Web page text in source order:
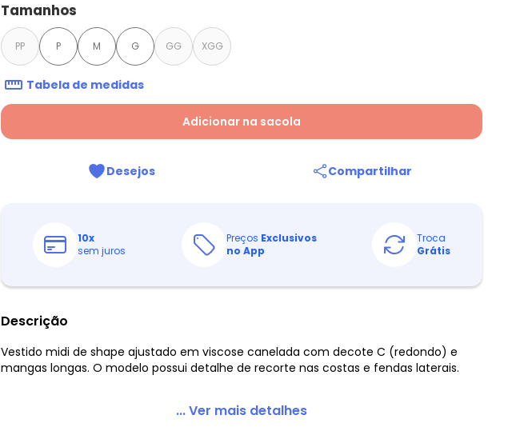
Tamanhos
PP P M G GG XGG
Tabela de medidas
Adicionar na sacola
Desejos Compartilhar
10x
sem juros
Preços Exclusivos
no App
Troca
Grátis
Descrição
Vestido midi de shape ajustado em viscose canelada com decote C (redondo) e
mangas longas. O modelo possui detalhe de recorte nas costas e fendas laterais.
... Ver mais detalhes